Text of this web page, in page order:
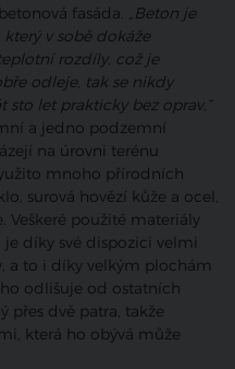
fasáda. „Beton je
v sobě dokáže
rozdíly, což je
odleje, tak se nikdy
let prakticky bez oprav,“
a jedno podzemní
na úrovni terénu
mnoho přírodních
surová hovězí kůže a ocel,
Veškeré použité materiály
díky své dispozici velmi
a to i díky velkým plochám
odlišuje od ostatních
přes dvě patra, takže
která ho obývá může